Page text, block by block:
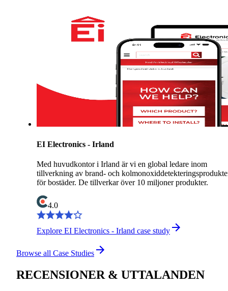
EI Electronics - Irland
Med huvudkontor i Irland är vi en global ledare inom
tillverkning av brand- och
för bostäder. De tillverkar över 10 miljoner produkter.
4.0
Explore EI Electronics - Irland case study
Browse all Case Studies
RECENSIONER & UTTALANDEN